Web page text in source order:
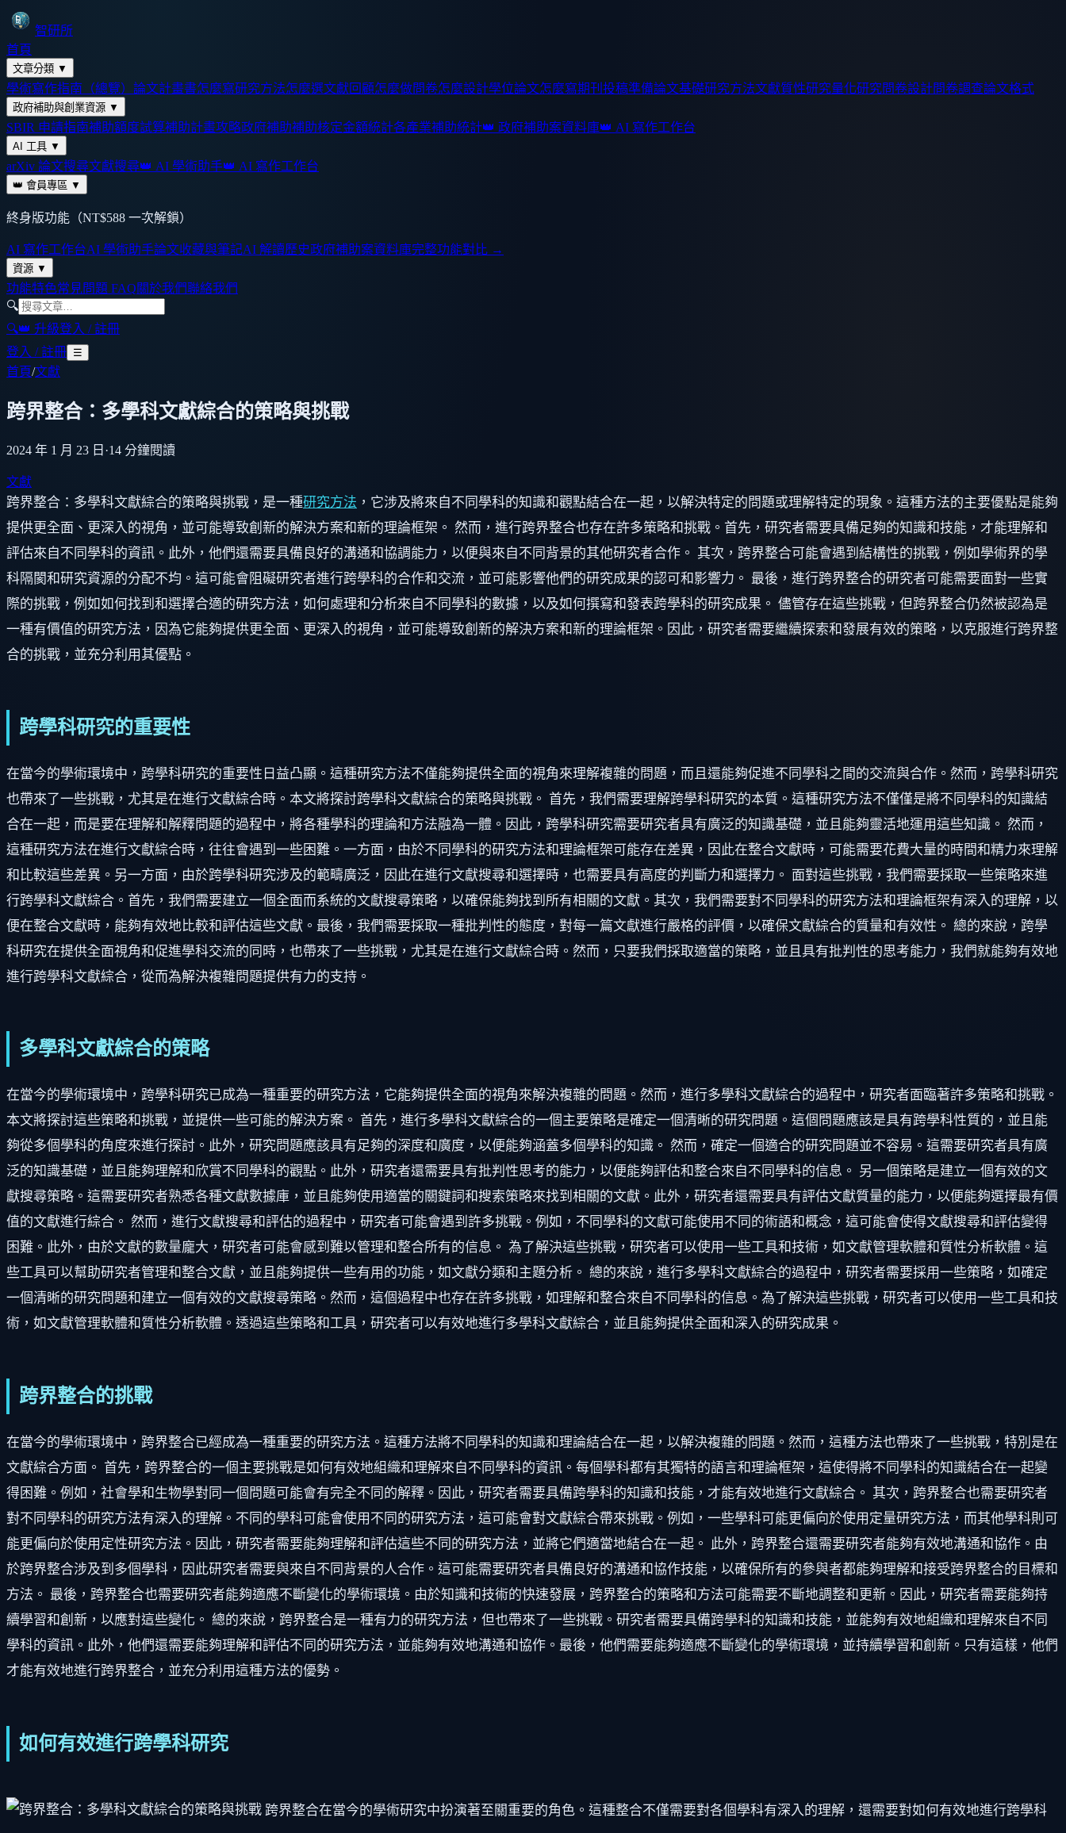
智研所
首頁
文章分類 ▼
學術寫作指南（總覽） 論文計畫書怎麼寫研究方法怎麼選文獻回顧怎麼做問卷怎麼設計學位論文怎麼寫期刊投稿準備論文基礎研究方法文獻質性研究量化研究問卷設計問卷調查論文格式
政府補助與創業資源 ▼
SBIR 申請指南補助額度試算補助計畫攻略政府補助補助核定金額統計各產業補助統計👑 政府補助案資料庫👑 AI 寫作工作台
AI 工具 ▼
arXiv 論文搜尋文獻搜尋👑 AI 學術助手👑 AI 寫作工作台
👑 會員專區 ▼
終身版功能（NT$588 一次解鎖）
AI 寫作工作台AI 學術助手論文收藏與筆記AI 解讀歷史政府補助案資料庫完整功能對比 →
資源 ▼
功能特色常見問題 FAQ關於我們聯絡我們
🔍
🔍👑 升級登入 / 註冊
登入 / 註冊 ☰
首頁/文獻
跨界整合：多學科文獻綜合的策略與挑戰
2024 年 1 月 23 日 ·14 分鐘閱讀
文獻
跨界整合：多學科文獻綜合的策略與挑戰，是一種研究方法 ，它涉及將來自不同學科的知識和觀點結合在一起，以解決特定的問題或理解特定的現象。這種方法的主要優點是能夠
提供更全面、更深入的視角，並可能導致創新的解決方案和新的理論框架。 然而，進行跨界整合也存在許多策略和挑戰。首先，研究者需要具備足夠的知識和技能，才能理解和
評估來自不同學科的資訊。此外，他們還需要具備良好的溝通和協調能力，以便與來自不同背景的其他研究者合作。 其次，跨界整合可能會遇到結構性的挑戰，例如學術界的學
科隔閡和研究資源的分配不均。這可能會阻礙研究者進行跨學科的合作和交流，並可能影響他們的研究成果的認可和影響力。 最後，進行跨界整合的研究者可能需要面對一些實
際的挑戰，例如如何找到和選擇合適的研究方法，如何處理和分析來自不同學科的數據，以及如何撰寫和發表跨學科的研究成果。 儘管存在這些挑戰，但跨界整合仍然被認為是
一種有價值的研究方法，因為它能夠提供更全面、更深入的視角，並可能導致創新的解決方案和新的理論框架。因此，研究者需要繼續探索和發展有效的策略，以克服進行跨界整
合的挑戰，並充分利用其優點。
跨學科研究的重要性
在當今的學術環境中，跨學科研究的重要性日益凸顯。這種研究方法不僅能夠提供全面的視角來理解複雜的問題，而且還能夠促進不同學科之間的交流與合作。然而，跨學科研究
也帶來了一些挑戰，尤其是在進行文獻綜合時。本文將探討跨學科文獻綜合的策略與挑戰。 首先，我們需要理解跨學科研究的本質。這種研究方法不僅僅是將不同學科的知識結
合在一起，而是要在理解和解釋問題的過程中，將各種學科的理論和方法融為一體。因此，跨學科研究需要研究者具有廣泛的知識基礎，並且能夠靈活地運用這些知識。 然而，
這種研究方法在進行文獻綜合時，往往會遇到一些困難。一方面，由於不同學科的研究方法和理論框架可能存在差異，因此在整合文獻時，可能需要花費大量的時間和精力來理解
和比較這些差異。另一方面，由於跨學科研究涉及的範疇廣泛，因此在進行文獻搜尋和選擇時，也需要具有高度的判斷力和選擇力。 面對這些挑戰，我們需要採取一些策略來進
行跨學科文獻綜合。首先，我們需要建立一個全面而系統的文獻搜尋策略，以確保能夠找到所有相關的文獻。其次，我們需要對不同學科的研究方法和理論框架有深入的理解，以
便在整合文獻時，能夠有效地比較和評估這些文獻。最後，我們需要採取一種批判性的態度，對每一篇文獻進行嚴格的評價，以確保文獻綜合的質量和有效性。 總的來說，跨學
科研究在提供全面視角和促進學科交流的同時，也帶來了一些挑戰，尤其是在進行文獻綜合時。然而，只要我們採取適當的策略，並且具有批判性的思考能力，我們就能夠有效地
進行跨學科文獻綜合，從而為解決複雜問題提供有力的支持。
多學科文獻綜合的策略
在當今的學術環境中，跨學科研究已成為一種重要的研究方法，它能夠提供全面的視角來解決複雜的問題。然而，進行多學科文獻綜合的過程中，研究者面臨著許多策略和挑戰。
本文將探討這些策略和挑戰，並提供一些可能的解決方案。 首先，進行多學科文獻綜合的一個主要策略是確定一個清晰的研究問題。這個問題應該是具有跨學科性質的，並且能
夠從多個學科的角度來進行探討。此外，研究問題應該具有足夠的深度和廣度，以便能夠涵蓋多個學科的知識。 然而，確定一個適合的研究問題並不容易。這需要研究者具有廣
泛的知識基礎，並且能夠理解和欣賞不同學科的觀點。此外，研究者還需要具有批判性思考的能力，以便能夠評估和整合來自不同學科的信息。 另一個策略是建立一個有效的文
獻搜尋策略。這需要研究者熟悉各種文獻數據庫，並且能夠使用適當的關鍵詞和搜索策略來找到相關的文獻。此外，研究者還需要具有評估文獻質量的能力，以便能夠選擇最有價
值的文獻進行綜合。 然而，進行文獻搜尋和評估的過程中，研究者可能會遇到許多挑戰。例如，不同學科的文獻可能使用不同的術語和概念，這可能會使得文獻搜尋和評估變得
困難。此外，由於文獻的數量龐大，研究者可能會感到難以管理和整合所有的信息。 為了解決這些挑戰，研究者可以使用一些工具和技術，如文獻管理軟體和質性分析軟體。這
些工具可以幫助研究者管理和整合文獻，並且能夠提供一些有用的功能，如文獻分類和主題分析。 總的來說，進行多學科文獻綜合的過程中，研究者需要採用一些策略，如確定
一個清晰的研究問題和建立一個有效的文獻搜尋策略。然而，這個過程中也存在許多挑戰，如理解和整合來自不同學科的信息。為了解決這些挑戰，研究者可以使用一些工具和技
術，如文獻管理軟體和質性分析軟體。透過這些策略和工具，研究者可以有效地進行多學科文獻綜合，並且能夠提供全面和深入的研究成果。
跨界整合的挑戰
在當今的學術環境中，跨界整合已經成為一種重要的研究方法。這種方法將不同學科的知識和理論結合在一起，以解決複雜的問題。然而，這種方法也帶來了一些挑戰，特別是在
文獻綜合方面。 首先，跨界整合的一個主要挑戰是如何有效地組織和理解來自不同學科的資訊。每個學科都有其獨特的語言和理論框架，這使得將不同學科的知識結合在一起變
得困難。例如，社會學和生物學對同一個問題可能會有完全不同的解釋。因此，研究者需要具備跨學科的知識和技能，才能有效地進行文獻綜合。 其次，跨界整合也需要研究者
對不同學科的研究方法有深入的理解。不同的學科可能會使用不同的研究方法，這可能會對文獻綜合帶來挑戰。例如，一些學科可能更偏向於使用定量研究方法，而其他學科則可
能更偏向於使用定性研究方法。因此，研究者需要能夠理解和評估這些不同的研究方法，並將它們適當地結合在一起。 此外，跨界整合還需要研究者能夠有效地溝通和協作。由
於跨界整合涉及到多個學科，因此研究者需要與來自不同背景的人合作。這可能需要研究者具備良好的溝通和協作技能，以確保所有的參與者都能夠理解和接受跨界整合的目標和
方法。 最後，跨界整合也需要研究者能夠適應不斷變化的學術環境。由於知識和技術的快速發展，跨界整合的策略和方法可能需要不斷地調整和更新。因此，研究者需要能夠持
續學習和創新，以應對這些變化。 總的來說，跨界整合是一種有力的研究方法，但也帶來了一些挑戰。研究者需要具備跨學科的知識和技能，並能夠有效地組織和理解來自不同
學科的資訊。此外，他們還需要能夠理解和評估不同的研究方法，並能夠有效地溝通和協作。最後，他們需要能夠適應不斷變化的學術環境，並持續學習和創新。只有這樣，他們
才能有效地進行跨界整合，並充分利用這種方法的優勢。
如何有效進行跨學科研究
跨界整合在當今的學術研究中扮演著至關重要的角色。這種整合不僅需要對各個學科有深入的理解，還需要對如何有效地進行跨學科